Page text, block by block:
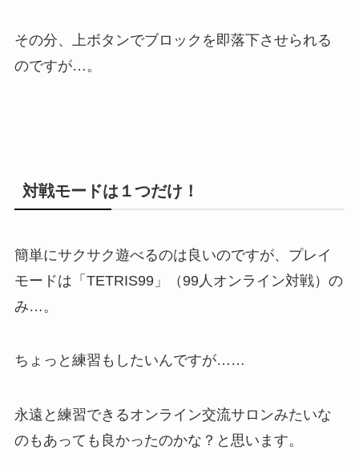
その分、上ボタンでブロックを即落下させられる
のですが…。
対戦モードは１つだけ！
簡単にサクサク遊べるのは良いのですが、プレイ
モードは「TETRIS99」（99人オンライン対戦）の
み…。
ちょっと練習もしたいんですが……
永遠と練習できるオンライン交流サロンみたいな
のもあっても良かったのかな？と思います。